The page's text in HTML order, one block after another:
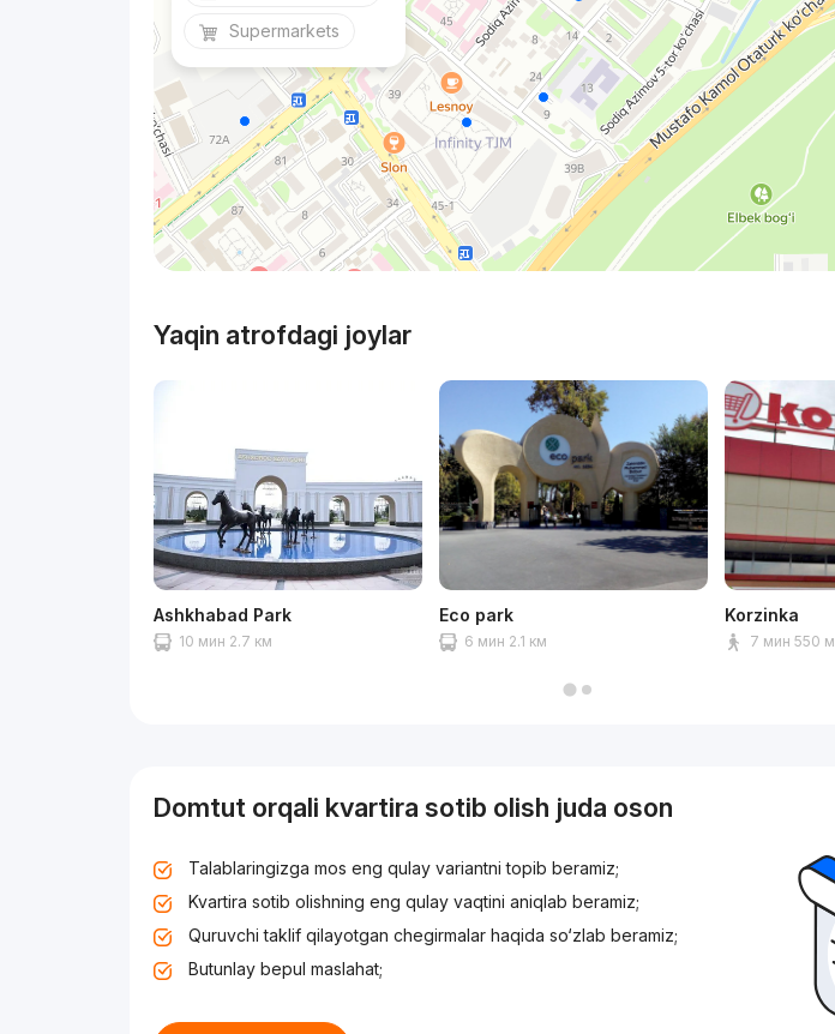
Supermarkets
Yaqin atrofdagi joylar
Ashkhabad Park
10 мин 2.7 км
Eco park
6 мин 2.1 км
Korzinka
7 мин 550 м
Domtut orqali kvartira sotib olish juda oson
Talablaringizga mos eng qulay variantni topib beramiz;
Kvartira sotib olishning eng qulay vaqtini aniqlab beramiz;
Quruvchi taklif qilayotgan chegirmalar haqida so‘zlab beramiz;
Butunlay bepul maslahat;